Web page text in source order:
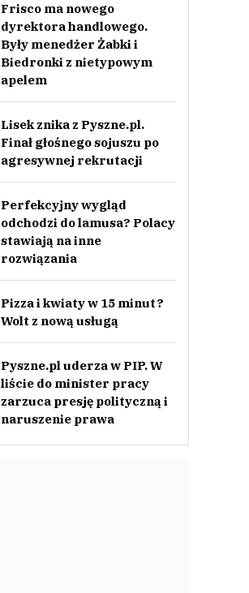
Frisco ma nowego
dyrektora handlowego.
Były menedżer Żabki i
Biedronki z nietypowym
apelem
Lisek znika z Pyszne.pl.
Finał głośnego sojuszu po
agresywnej rekrutacji
Perfekcyjny wygląd
odchodzi do lamusa? Polacy
stawiają na inne
rozwiązania
Pizza i kwiaty w 15 minut?
Wolt z nową usługą
Pyszne.pl uderza w PIP. W
liście do minister pracy
zarzuca presję polityczną i
naruszenie prawa